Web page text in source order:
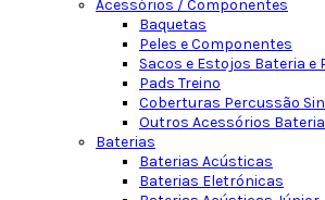
Acessórios / Componentes
Baquetas
Peles e Componentes
Sacos e Estojos Bateria e
Pads Treino
Coberturas Percussão
Outros Acessórios
Baterias
Baterias Acústicas
Baterias Eletrónicas